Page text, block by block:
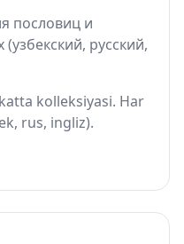
пословиц и
русский,
kolleksiyasi. Har
rus, ingliz).